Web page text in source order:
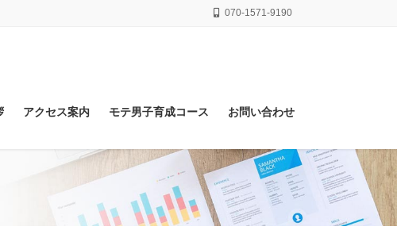
070-1571-9190
アクセス案内 モテ男子育成コース お問い合わせ